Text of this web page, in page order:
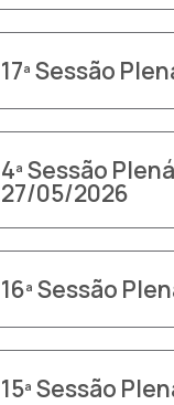
17ª Sessão
4ª Sessão
27/05/2026
16ª Sessão
15ª Sessão